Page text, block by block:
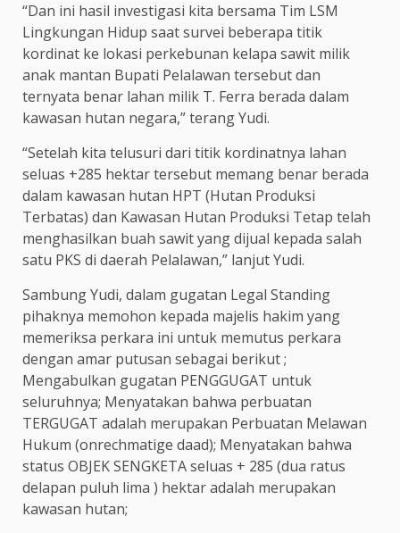
“Dan ini hasil investigasi kita bersama Tim LSM
Lingkungan Hidup saat survei beberapa titik
kordinat ke lokasi perkebunan kelapa sawit milik
anak mantan Bupati Pelalawan tersebut dan
ternyata benar lahan milik T. Ferra berada dalam
kawasan hutan negara,” terang Yudi.
“Setelah kita telusuri dari titik kordinatnya lahan
seluas +285 hektar tersebut memang benar berada
dalam kawasan hutan HPT (Hutan Produksi
Terbatas) dan Kawasan Hutan Produksi Tetap telah
menghasilkan buah sawit yang dijual kepada salah
satu PKS di daerah Pelalawan,” lanjut Yudi.
Sambung Yudi, dalam gugatan Legal Standing
pihaknya memohon kepada majelis hakim yang
memeriksa perkara ini untuk memutus perkara
dengan amar putusan sebagai berikut ;
Mengabulkan gugatan PENGGUGAT untuk
seluruhnya; Menyatakan bahwa perbuatan
TERGUGAT adalah merupakan Perbuatan Melawan
Hukum (onrechmatige daad); Menyatakan bahwa
status OBJEK SENGKETA seluas + 285 (dua ratus
delapan puluh lima ) hektar adalah merupakan
kawasan hutan;